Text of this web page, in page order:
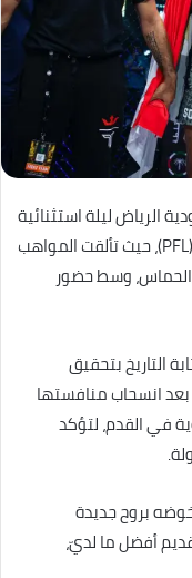
الرياض ليلة استثنائية
ضمن منافسات دوري المقاتلين المحترفين (PFL)، حيث تألقت المواهب
وسط حضور
التاريخ بتحقيق
بعد انسحاب منافستها
في القدم، لتؤكد
بروح جديدة
أفضل ما لديّ،